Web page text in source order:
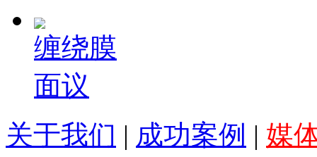
缠绕膜
面议
关于我们 | 成功案例 | 媒